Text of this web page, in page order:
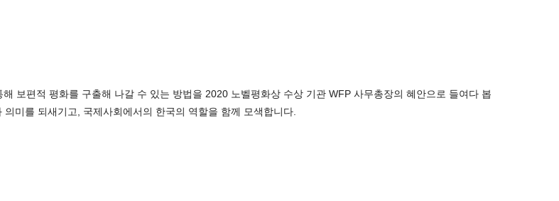
보편적 평화를 구출해 나갈 수 있는 방법을 2020 노벨평화상 수상 기관 WFP 사무총장의 혜안으로 들여다 봅
미를 되새기고, 국제사회에서의 한국의 역할을 함께 모색합니다.